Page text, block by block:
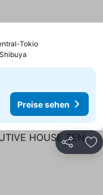
TokioPreise sehen
Preise sehen
Teilen